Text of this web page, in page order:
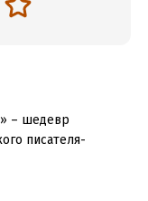
– шедевр
писателя-